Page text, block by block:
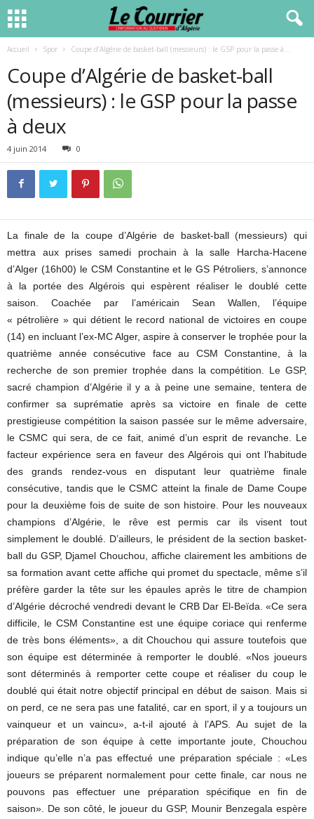
Accueil Spor Coupe d’Algérie de basket-ball (messieurs) : le GSP pour la passe à...
Coupe d’Algérie de basket-ball
(messieurs) : le GSP pour la passe
à deux
4 juin 2014 0
La finale de la coupe d’Algérie de basket-ball (messieurs) qui
mettra aux prises samedi prochain à la salle Harcha-Hacene
d’Alger (16h00) le CSM Constantine et le GS Pétroliers, s’annonce
à la portée des Algérois qui espèrent réaliser le doublé cette
saison. Coachée par l’américain Sean Wallen, l’équipe
« pétrolière » qui détient le record national de victoires en coupe
(14) en incluant l’ex-MC Alger, aspire à conserver le trophée pour la
quatrième année consécutive face au CSM Constantine, à la
recherche de son premier trophée dans la compétition. Le GSP,
sacré champion d’Algérie il y a à peine une semaine, tentera de
confirmer sa suprématie après sa victoire en finale de cette
prestigieuse compétition la saison passée sur le même adversaire,
le CSMC qui sera, de ce fait, animé d’un esprit de revanche. Le
facteur expérience sera en faveur des Algérois qui ont l’habitude
des grands rendez-vous en disputant leur quatrième finale
consécutive, tandis que le CSMC atteint la finale de Dame Coupe
pour la deuxième fois de suite de son histoire. Pour les nouveaux
champions d’Algérie, le rêve est permis car ils visent tout
simplement le doublé. D’ailleurs, le président de la section basket-
ball du GSP, Djamel Chouchou, affiche clairement les ambitions de
sa formation avant cette affiche qui promet du spectacle, même s’il
préfère garder la tête sur les épaules après le titre de champion
d’Algérie décroché vendredi devant le CRB Dar El-Beïda. «Ce sera
difficile, le CSM Constantine est une équipe coriace qui renferme
de très bons éléments», a dit Chouchou qui assure toutefois que
son équipe est déterminée à remporter le doublé. «Nos joueurs
sont déterminés à remporter cette coupe et réaliser du coup le
doublé qui était notre objectif principal en début de saison. Mais si
on perd, ce ne sera pas une fatalité, car en sport, il y a toujours un
vainqueur et un vaincu», a-t-il ajouté à l’APS. Au sujet de la
préparation de son équipe à cette importante joute, Chouchou
indique qu’elle n’a pas effectué une préparation spéciale : «Les
joueurs se préparent normalement pour cette finale, car nous ne
pouvons pas effectuer une préparation spécifique en fin de
saison». De son côté, le joueur du GSP, Mounir Benzegala espère